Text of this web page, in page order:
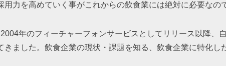
用力を高めていく事がこれからの飲食業には絶対に必要なの
年のフィーチャーフォンサービスとしてリリース以降
きました。飲食企業の現状・課題を知る、飲食企業に特化